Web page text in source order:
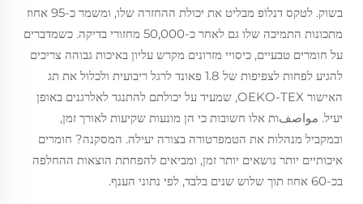
בשוק. לטקס דנלוֹפ מבליט את יכולת ההחזרה שלו, ומשמר כ-95 אחוז
מתכונות התמיכה שלו גם לאחר כ-50,000 מחזורי בדיקה. כשמדברים
על חומרים טבעיים, כיסויי מזרונים מקרש עליון באיכות גבוהה צריכים
להגיע לפחות לצפיפות של 1.8 פאונד לרגל ריבועית ולכלול את תג
האישור OEKO-TEX, שמעיד על יכולתם להתנגד לאלרגנים באופן
יעיל. مواصفות אלו חשובות כי הן מונעות שקיעות לאורך זמן,
ובמקביל מנהלות את הטמפרטורה בצורה יעילה. המסקנה? חומרים
איכותיים יותר נושאים יותר זמן, ומביאים להפחתת הוצאות ההחלפה
בכ-60 אחוז תוך שלוש שנים בלבד, לפי נתוני הענף.